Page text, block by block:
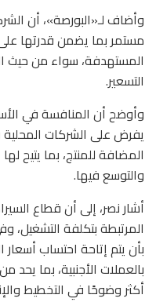
وأضاف لـ«البورصة»، أن
مستمر بما يضمن قدرتها
المستهدفة، سواء من حيث
التسعير.
وأوضح أن المنافسة في
يفرض على الشركات المحلية
المضافة للمنتج، بما يتيح
والتوسع فيها.
أشار نصر، إلى أن قطاع
المرتبطة بتكلفة التشغيل،
بأن يتم إتاحة احتساب أسعار
بالعملات الأجنبية، بما يحد
أكثر وضوحًا في التخطيط